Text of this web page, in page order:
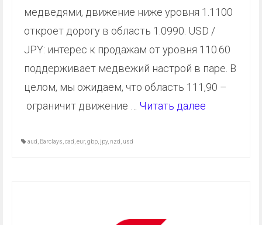
медведями, движение ниже уровня 1.1100
откроет дорогу в область 1.0990. USD /
JPY: интерес к продажам от уровня 110.60
поддерживает медвежий настрой в паре. В
целом, мы ожидаем, что область 111,90 –
ограничит движение … Читать далее
aud Barclays cad eur, gbp jpy, nzd usd